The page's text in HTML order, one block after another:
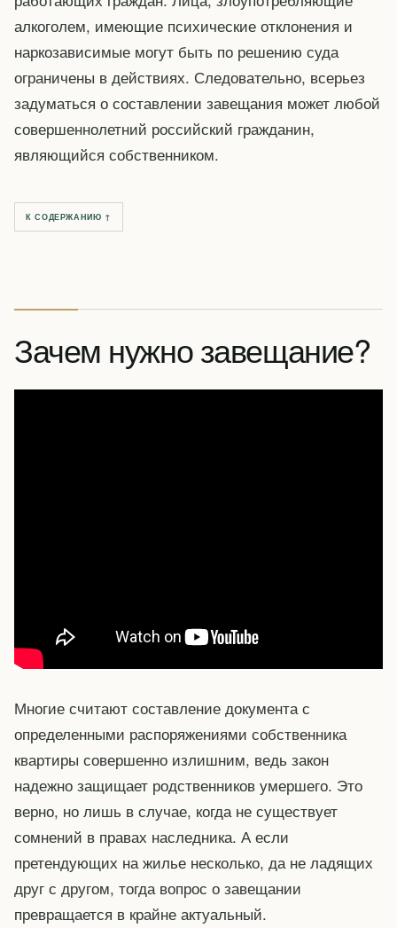
алкоголем, имеющие психические отклонения и
наркозависимые могут быть по решению суда
ограничены в действиях. Следовательно, всерьез
задуматься о составлении завещания может любой
совершеннолетний российский гражданин,
являющийся собственником.
К СОДЕРЖАНИЮ ↑
Зачем нужно завещание?
Многие считают составление документа с
определенными распоряжениями собственника
квартиры совершенно излишним, ведь закон
надежно защищает родственников умершего. Это
верно, но лишь в случае, когда не существует
сомнений в правах наследника. А если
претендующих на жилье несколько, да не ладящих
друг с другом, тогда вопрос о завещании
превращается в крайне актуальный.